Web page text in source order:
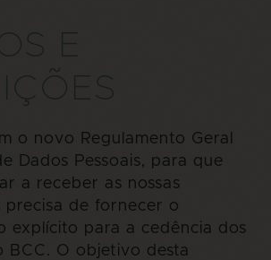
E
o novo Regulamento Geral
Dados Pessoais, para que
a receber as nossas
precisa de fornecer o
explícito para a cedência dos
BCC. O objetivo desta